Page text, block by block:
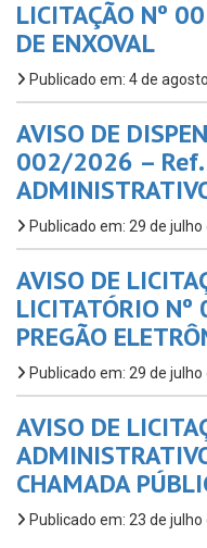
LICITAÇÃO Nº
DE ENXOVAL
Publicado em: 4 de
AVISO DE
002/2026 – Ref.
Publicado em: 29 de julho
AVISO DE
LICITATÓRIO
PREGÃO
Publicado em: 29 de julho
AVISO DE
CHAMADA
Publicado em: 23 de julho